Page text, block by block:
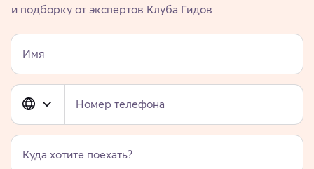
и подборку от экспертов Клуба Гидов
Имя
Номер телефона
Куда хотите поехать?